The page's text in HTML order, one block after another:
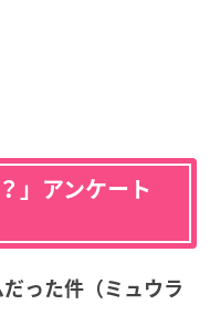
」アンケート
った件（ミュウラ